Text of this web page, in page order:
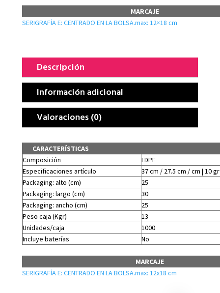
MARCAJE
SERIGRAFÍA E: CENTRADO EN LA BOLSA.max: 12×18 cm
Descripción
Información adicional
Valoraciones (0)
CARACTERÍSTICAS
Composición
LDPE
Especificaciones artículo
37 cm / 27.5 cm / cm | 10 gr
Packaging: alto (cm)
25
Packaging: largo (cm)
30
Packaging: ancho (cm)
25
Peso caja (Kgr)
13
Unidades/caja
1000
Incluye baterías
No
MARCAJE
SERIGRAFÍA E: CENTRADO EN LA BOLSA.max: 12x18 cm